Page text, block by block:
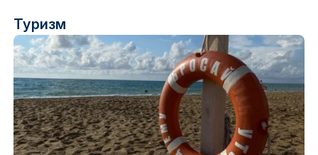
Туризм